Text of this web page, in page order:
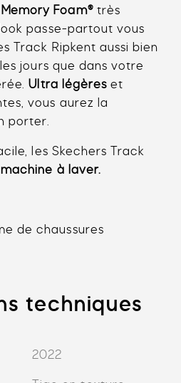
Foam®très
passe-partout vous
Track Ripkent aussi bien
jours que dans votre
Ultra légèreset
vous aurez la
porter.
les Skechers Track
machine à laver.
de chaussures
techniques
2022